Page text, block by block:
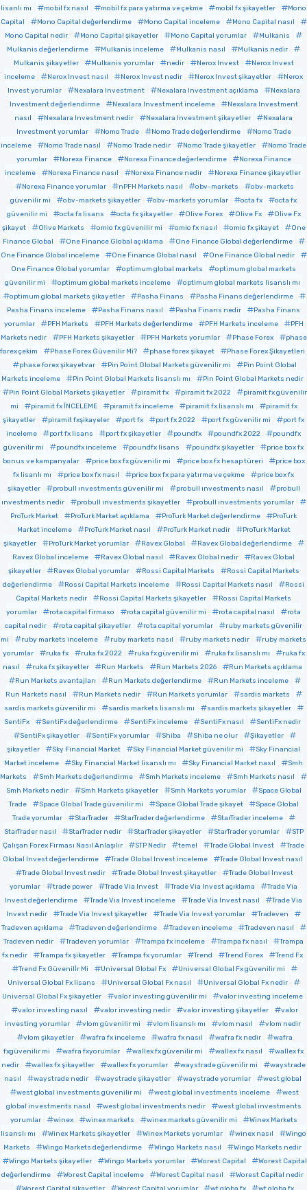
lisanlı mı
mobil fx nasıl mobil fx para yatırma ve çekme mobil fx şikayetler
Mono
Capital
Mono Capital değerlendirme Mono Capital inceleme
Mono Capital nasıl
Mono Capital nedir
Mono Capital şikayetler Mono Capital yorumlar
Mulkanis
Mulkanis değerlendirme
Mulkanis inceleme Mulkanis nasıl
Mulkanis nedir
Mulkanis şikayetler
Mulkanis yorumlar nedir Nerox Invest
Nerox Invest
inceleme
Nerox Invest nasıl Nerox Invest nedir Nerox Invest şikayetler
Nerox
Invest yorumlar
Nexalara Investment Nexalara Investment açıklama
Nexalara
Investment değerlendirme
Nexalara Investment inceleme
Nexalara Investment
nasıl
Nexalara Investment nedir Nexalara Investment şikayetler
Nexalara
Investment yorumlar
Nomo Trade Nomo Trade değerlendirme
Nomo Trade
inceleme
Nomo Trade nasıl Nomo Trade nedir Nomo Trade şikayetler
Nomo Trade
yorumlar
Norexa Finance Norexa Finance değerlendirme
Norexa Finance
inceleme
Norexa Finance nasıl Norexa Finance nedir
Norexa Finance şikayetler
Norexa Finance yorumlar
nPFH Markets nasıl obv-markets
obv-markets
güvenilir mi
obv-markets şikayetler obv-markets yorumlar octa fx
octa fx
güvenilir mi
octa fx lisans octa fx şikayetler Olive Forex Olive Fx
Olive Fx
şikayet
Olive Markets omio fx güvenilir mi omio fx nasıl omio fx şikayet
One
Finance Global
One Finance Global açıklama
One Finance Global değerlendirme
One Finance Global inceleme
One Finance Global nasıl
One Finance Global nedir
One Finance Global yorumlar
optimum global markets
optimum global markets
güvenilir mi
optimum global markets inceleme
optimum global markets lisanslı mı
optimum global markets şikayetler
Pasha Finans
Pasha Finans değerlendirme
Pasha Finans inceleme
Pasha Finans nasıl Pasha Finans nedir
Pasha Finans
yorumlar
PFH Markets PFH Markets değerlendirme PFH Markets inceleme
PFH
Markets nedir
PFH Markets şikayetler PFH Markets yorumlar Phase Forex
phase
forex çekim
Phase Forex Güvenilir Mi? phase forex şikayet
Phase Forex Şikayetleri
phase forex şikayetvar
Pin Point Global Markets güvenilir mi
Pin Point Global
Markets inceleme
Pin Point Global Markets lisanslı mı
Pin Point Global Markets nedir
Pin Point Global Markets şikayetler
piramit fx piramit fx 2022
piramit fx güvenilir
mi
piramit fx İNCELEME piramit fx inceleme piramit fx lisanslı mı
piramit fx
şikayetler
piramit fxşikayeler port fx port fx 2022 port fx güvenilir mi
port fx
inceleme
port fx lisans port fx şikayetler poundfx poundfx 2022
poundfx
güvenilir mi
poundfx inceleme poundfx lisans poundfx şikayetler
price box fx
bonus ve kampanyalar
price box fx güvenilir mi price box fx hesap türeri
price box
fx lisanlı mı
price box fx nasıl price box fx para yatırma ve çekme
price box fx
şikayetler
probull ınvestments güvenilir mi probull ınvestments nasıl
probull
ınvestments nedir
probull ınvestments şikayetler
probull ınvestments yorumlar
ProTurk Market
ProTurk Market açıklama ProTurk Market değerlendirme
ProTurk
Market inceleme
ProTurk Market nasıl ProTurk Market nedir
ProTurk Market
şikayetler
ProTurk Market yorumlar Ravex Global
Ravex Global değerlendirme
Ravex Global inceleme
Ravex Global nasıl Ravex Global nedir
Ravex Global
şikayetler
Ravex Global yorumlar Rossi Capital Markets
Rossi Capital Markets
değerlendirme
Rossi Capital Markets inceleme Rossi Capital Markets nasıl
Rossi
Capital Markets nedir
Rossi Capital Markets şikayetler
Rossi Capital Markets
yorumlar
rota capital firmaso rota capital güvenilir mi rota capital nasıl
rota
capital nedir
rota capital şikayetler rota capital yorumlar
ruby markets güvenilir
mi
ruby markets inceleme ruby markets nasıl ruby markets nedir
ruby markets
yorumlar
ruka fx ruka fx 2022 ruka fx güvenilir mi ruka fx lisanslı mı
ruka fx
nasıl
ruka fx şikayetler Run Markets Run Markets 2026
Run Markets açıklama
Run Markets avantajları
Run Markets değerlendirme
Run Markets inceleme
Run Markets nasıl
Run Markets nedir Run Markets yorumlar
sardis markets
sardis markets güvenilir mi
sardis markets lisanslı mı
sardis markets şikayetler
SentiFx
SentiFx değerlendirme SentiFx inceleme SentiFx nasıl
SentiFx nedir
SentiFx şikayetler
SentiFx yorumlar Shiba Shiba ne olur
Şikayetler
şikayetler
Sky Financial Market Sky Financial Market güvenilir mi
Sky Financial
Market inceleme
Sky Financial Market lisanslı mı Sky Financial Market nasıl
Smh
Markets
Smh Markets değerlendirme Smh Markets inceleme
Smh Markets nasıl
Smh Markets nedir
Smh Markets şikayetler Smh Markets yorumlar
Space Global
Trade
Space Global Trade güvenilir mi Space Global Trade şikayet
Space Global
Trade yorumlar
StarTrader StarTrader değerlendirme
StarTrader inceleme
StarTrader nasıl
StarTrader nedir StarTrader şikayetler StarTrader yorumlar
STP
Çalışan Forex Firması Nasıl Anlaşılır
STP Nedir temel Trade Global Invest
Trade
Global Invest değerlendirme
Trade Global Invest inceleme
Trade Global Invest nasıl
Trade Global Invest nedir
Trade Global Invest şikayetler
Trade Global Invest
yorumlar
trade power Trade Via Invest Trade Via Invest açıklama
Trade Via
Invest değerlendirme
Trade Via Invest inceleme Trade Via Invest nasıl
Trade Via
Invest nedir
Trade Via Invest şikayetler Trade Via Invest yorumlar
Tradeven
Tradeven açıklama
Tradeven değerlendirme Tradeven inceleme
Tradeven nasıl
Tradeven nedir
Tradeven yorumlar Trampa fx inceleme Trampa fx nasıl
Trampa
fx nedir
Trampa fx şikayetler Trampa fx yorumlar Trend Trend Forex
Trend Fx
Trend Fx Güvenilİr Mi
Universal Global Fx
Universal Global Fx güvenilir mi
Universal Global Fx lisans
Universal Global Fx nasıl
Universal Global Fx nedir
Universal Global Fx şikayetler
valor investing güvenilir mi
valor investing inceleme
valor investing nasıl
valor investing nedir valor investing şikayetler
valor
investing yorumlar
vlom güvenilir mi vlom lisanslı mı vlom nasıl
vlom nedir
vlom şikayetler
wafra fx inceleme wafra fx nasıl wafra fx nedir
wafra
fxgüvenilir mi
wafra fxyorumlar wallex fx güvenilir mi wallex fx nasıl
wallex fx
nedir
wallex fx şikayetler wallex fx yorumlar waystrade güvenilir mi
waystrade
nasıl
waystrade nedir waystrade şikayetler waystrade yorumlar
west global
west global investments güvenilir mi
west global investments inceleme
west
global investments nasıl
west global investments nedir
west global investments
yorumlar
winex winex markets winex markets güvenilir mi
Winex Markets
lisanslı mı
Winex Markets şikayetler Winex Markets yorumlar winex nasıl
Wingo
Markets
Wingo Markets değerlendirme Wingo Markets nasıl
Wingo Markets nedir
Wingo Markets şikayetler
Wingo Markets yorumlar Worest Capital
Worest Capital
değerlendirme
Worest Capital inceleme Worest Capital nasıl
Worest Capital nedir